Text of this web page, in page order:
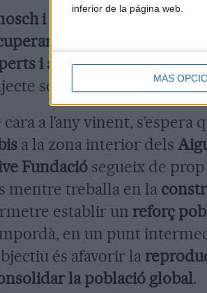
inferior de la página web.
MÁS
i DrSaurier
seran la
la migració natural
i aficionatsconfien que
sense incidents.
cara a l’any vinent, s’espera
a la zona interior dels
Fundació segueix de
mentre treballa en la
establir un reforç
en un punt
és afavorir la
la població global.